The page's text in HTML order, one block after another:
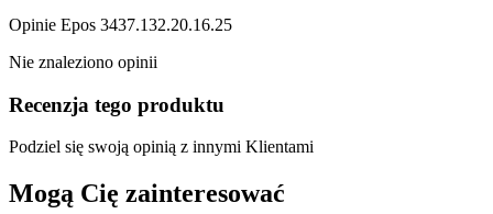
Opinie Epos 3437.132.20.16.25
Nie znaleziono opinii
Recenzja tego produktu
Podziel się swoją opinią z innymi Klientami
Mogą Cię zainteresować